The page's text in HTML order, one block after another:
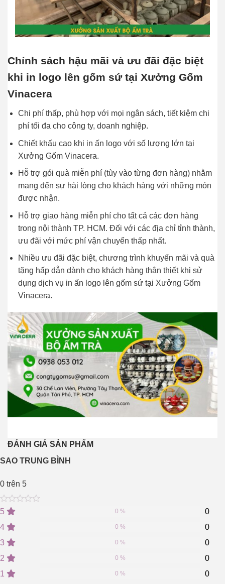
Chính sách hậu mãi và ưu đãi đặc biệt
khi in logo lên gốm sứ tại Xưởng Gốm
Vinacera
Chi phí thấp, phù hợp với mọi ngân sách, tiết kiệm chi
phí tối đa cho công ty, doanh nghiệp.
Chiết khấu cao khi in ấn logo với số lượng lớn tại
Xưởng Gốm Vinacera.
Hỗ trợ gói quà miễn phí (tùy vào từng đơn hàng) nhằm
mang đến sự hài lòng cho khách hàng với những món
được nhận.
Hỗ trợ giao hàng miễn phí cho tất cả các đơn hàng
trong nội thành TP. HCM. Đối với các địa chỉ tỉnh thành,
ưu đãi với mức phí vận chuyển thấp nhất.
Nhiều ưu đãi đặc biệt, chương trình khuyến mãi và quà
tặng hấp dẫn dành cho khách hàng thân thiết khi sử
dụng dịch vụ in ấn logo lên gốm sứ tại Xưởng Gốm
Vinacera.
ĐÁNH GIÁ SẢN PHẨM
SAO TRUNG BÌNH
0 trên 5
0
of
5
on
0
ratings
5 0
0 %
4 0
0 %
3 0
0 %
2 0
0 %
1 0
0 %